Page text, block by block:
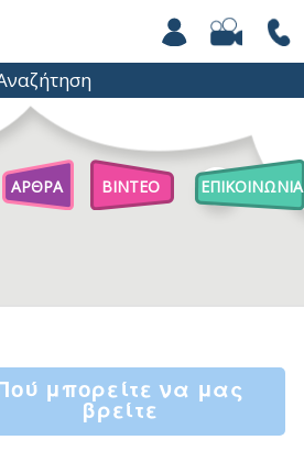
ΑΡΘΡΑ ΒΙΝΤΕΟ ΕΠΙΚΟΙΝΩΝΙΑ
μπορείτε να μας
βρείτε